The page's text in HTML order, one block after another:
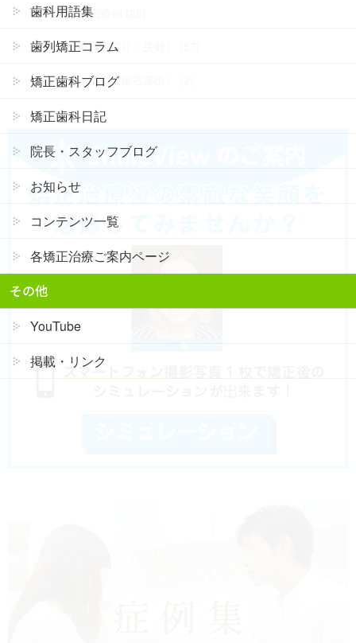
50代の矯正治療例 (20)
再矯正治療（後戻り・失敗） (57)
ガミースマイル（歯茎露出） (2)
歯科用語集
歯列矯正コラム
矯正歯科ブログ
矯正歯科日記
院長・スタッフブログ
お知らせ
コンテンツ一覧
各矯正治療ご案内ページ
その他
YouTube
掲載・リンク